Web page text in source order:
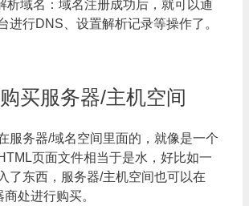
析域名：域名注册成功后，就可以通
进行DNS、设置解析记录等操作了。
买服务器/主机空间
服务器/域名空间里面的，就像是一个
页面文件相当于是水，好比如一
了东西，服务器/主机空间也可以在
商处进行购买。